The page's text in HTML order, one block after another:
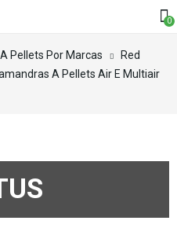
0
Pellets Por Marcas
Red
A Pellets Air E Multiair